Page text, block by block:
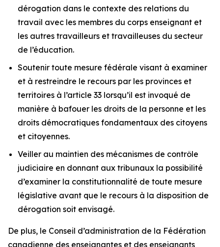
dérogation dans le contexte des relations du
travail avec les membres du corps enseignant et
les autres travailleurs et travailleuses du secteur
de l’éducation.
Soutenir toute mesure fédérale visant à examiner
et à restreindre le recours par les provinces et
territoires à l’article 33 lorsqu’il est invoqué de
manière à bafouer les droits de la personne et les
droits démocratiques fondamentaux des citoyens
et citoyennes.
Veiller au maintien des mécanismes de contrôle
judiciaire en donnant aux tribunaux la possibilité
d’examiner la constitutionnalité de toute mesure
législative avant que le recours à la disposition de
dérogation soit envisagé.
De plus, le Conseil d’administration de la Fédération
canadienne des enseignantes et des enseignants